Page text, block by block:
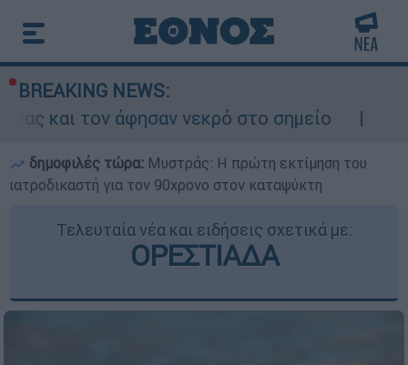
BREAKING NEWS:
νεκρό στο σημείο
Δίωξη για
δημοφιλές τώρα: Μυστράς: Η πρώτη εκτίμηση του
ιατροδικαστή για τον 90χρονο στον καταψύκτη
Τελευταία νέα και ειδήσεις σχετικά με:
ΟΡΕΣΤΙΑΔΑ